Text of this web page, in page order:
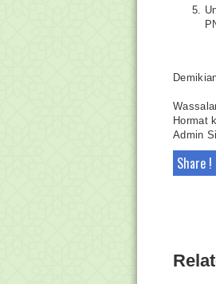
Hormat
Admin
Share !